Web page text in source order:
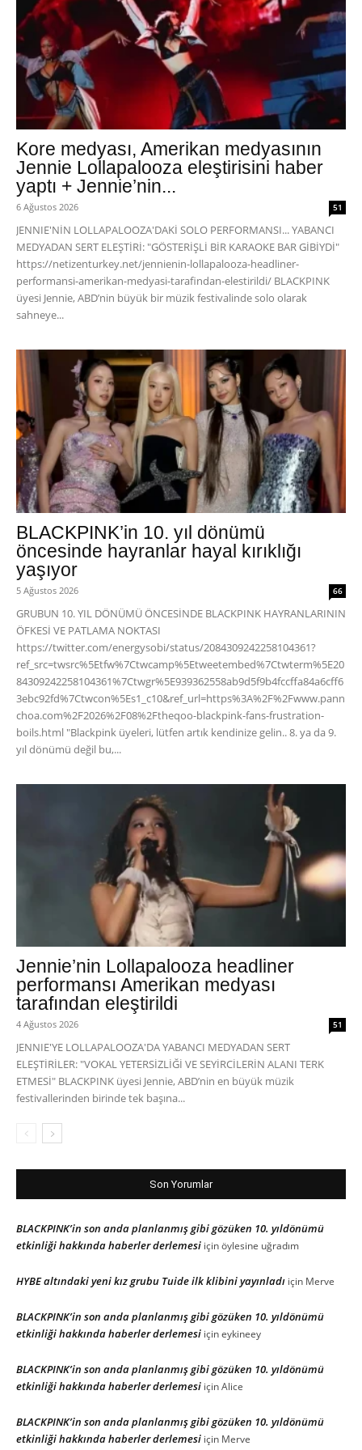
Kore medyası, Amerikan medyasının
Jennie Lollapalooza eleştirisini haber
yaptı + Jennie’nin...
6 Ağustos 2026 51
JENNIE'NİN LOLLAPALOOZA'DAKİ SOLO PERFORMANSI... YABANCI
MEDYADAN SERT ELEŞTİRİ: "GÖSTERİŞLİ BİR KARAOKE BAR GİBİYDİ"
https://netizenturkey.net/jennienin-lollapalooza-headliner-
performansi-amerikan-medyasi-tarafindan-elestirildi/ BLACKPINK
üyesi Jennie, ABD’nin büyük bir müzik festivalinde solo olarak
sahneye...
BLACKPINK’in 10. yıl dönümü
öncesinde hayranlar hayal kırıklığı
yaşıyor
5 Ağustos 2026 66
GRUBUN 10. YIL DÖNÜMÜ ÖNCESİNDE BLACKPINK HAYRANLARININ
ÖFKESİ VE PATLAMA NOKTASI
https://twitter.com/energysobi/status/2084309242258104361?
ref_src=twsrc%5Etfw%7Ctwcamp%5Etweetembed%7Ctwterm%5E20
84309242258104361%7Ctwgr%5E939362558ab9d5f9b4fccffa84a6cff6
3ebc92fd%7Ctwcon%5Es1_c10&ref_url=https%3A%2F%2Fwww.pann
choa.com%2F2026%2F08%2Ftheqoo-blackpink-fans-frustration-
boils.html "Blackpink üyeleri, lütfen artık kendinize gelin.. 8. ya da 9.
yıl dönümü değil bu,...
Jennie’nin Lollapalooza headliner
performansı Amerikan medyası
tarafından eleştirildi
4 Ağustos 2026 51
JENNIE'YE LOLLAPALOOZA'DA YABANCI MEDYADAN SERT
ELEŞTİRİLER: "VOKAL YETERSİZLİĞİ VE SEYİRCİLERİN ALANI TERK
ETMESİ" BLACKPINK üyesi Jennie, ABD’nin en büyük müzik
festivallerinden birinde tek başına...
Son Yorumlar
BLACKPINK’in son anda planlanmış gibi gözüken 10. yıldönümü
etkinliği hakkında haberler derlemesi içinöylesine uğradım
HYBE altındaki yeni kız grubu Tuide ilk klibini yayınladı için Merve
BLACKPINK’in son anda planlanmış gibi gözüken 10. yıldönümü
etkinliği hakkında haberler derlemesi içineykineey
BLACKPINK’in son anda planlanmış gibi gözüken 10. yıldönümü
etkinliği hakkında haberler derlemesi içinAlice
BLACKPINK’in son anda planlanmış gibi gözüken 10. yıldönümü
etkinliği hakkında haberler derlemesi için Merve